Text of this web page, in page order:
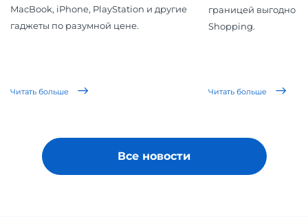
MacBook, iPhone, PlayStation и другие
гаджеты по разумной цене.
Читать больше
границей выгодно
Shopping.
Читать больше
Все новости